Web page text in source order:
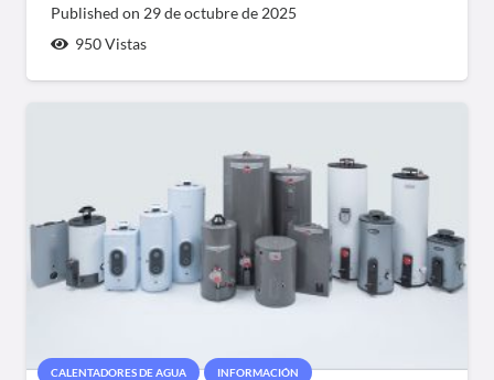
Published on 29 de octubre de 2025
950Vistas
CALENTADORES DE AGUA INFORMACIÓN